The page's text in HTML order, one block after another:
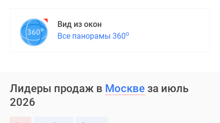
Вид из окон
Все панорамы 360о
Лидеры продаж в Москве за июль
2026